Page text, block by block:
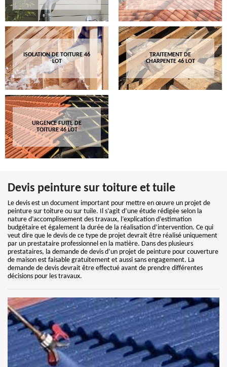
ISOLATION DE TOITURE 46
LOT
TRAITEMENT DE
CHARPENTE 46 LOT
URGENCE FUITE DE
TOITURE 46 LOT
Devis peinture sur toiture et tuile
Le devis est un document important pour mettre en œuvre un projet de
peinture sur toiture ou sur tuile. Il s’agit d’une étude rédigée selon la
nature d’accomplissement des travaux, l’explication d’estimation
budgétaire et également la durée de la réalisation d’intervention. Ce qui
veut dire que le devis de ce type de projet devrait être réalisé uniquement
par un prestataire professionnel en la matière. Dans des plusieurs
prestataires, la demande de devis d’un projet de peinture pour couverture
de maison est faisable gratuitement et aussi sans engagement. La
demande de devis devrait être effectué avant de prendre différentes
décisions pour les travaux.